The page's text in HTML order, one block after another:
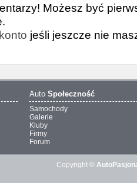
Możesz być
jeśli jeszcze nie
Auto Społeczność
Samochody
Galerie
Kluby
Firmy
Forum
Copyright ©